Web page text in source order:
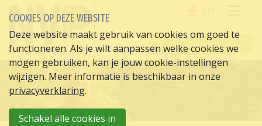
INLOGGEN
COOKIES OP DEZE WEBSITE
Deze website maakt gebruik van cookies om goed te
functioneren. Als je wilt aanpassen welke cookies we
mogen gebruiken, kan je jouw cookie-instellingen
wijzigen. Meer informatie is beschikbaar in onze
privacyverklaring.
Schakel alle cookies in